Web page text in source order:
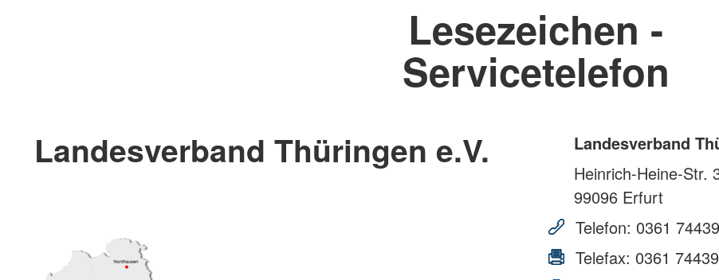
Lesezeichen -
Servicetelefon
Landesverband Thüringen e.V.
Landesverband
Heinrich-Heine-Str.
99096 Erfurt
Telefon: 0361
Telefax: 0361